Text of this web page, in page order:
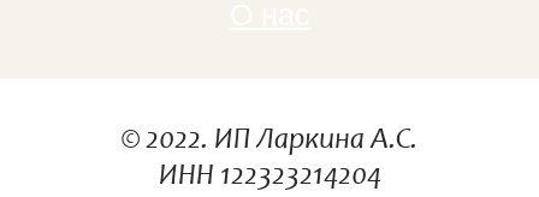
© 2022. ИП Ларкина А.С.
ИНН 122323214204